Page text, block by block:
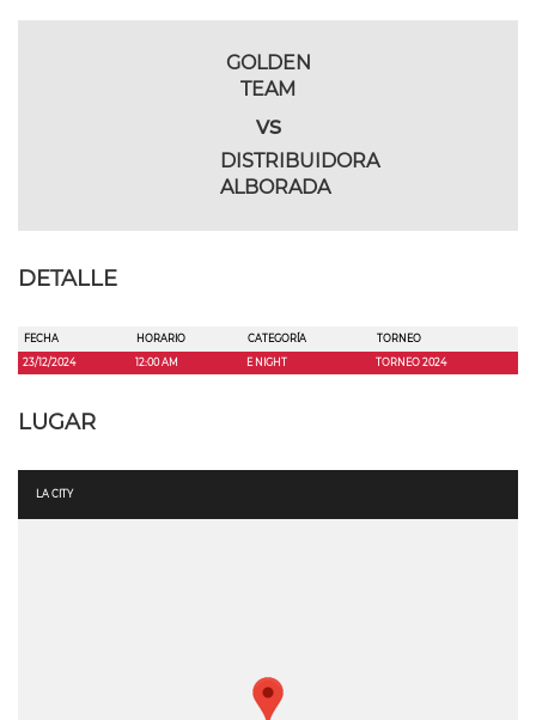
GOLDEN
TEAM
vs
DISTRIBUIDORA
ALBORADA
DETALLE
FECHA HORARIO CATEGORÍA
TORNEO
23/12/2024
12:00 AM E NIGHT TORNEO 2024
LUGAR
LA CITY